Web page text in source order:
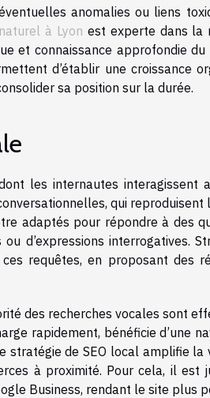
anomalies ou liens
à Lyon est experte dans la
et connaissance approfondie du
d’établir une croissance
sa position sur la durée.
les internautes interagissent
qui reproduisent
adaptés pour répondre à des
d’expressions interrogatives.
requêtes, en proposant des
des recherches vocales sont
rapidement, bénéficie d’une
stratégie de SEO local amplifie la
à proximité. Pour cela, il est
Business, rendant le site plus